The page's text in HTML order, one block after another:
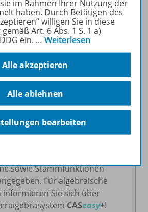
Ausdrücke werden wie im
so dass keine
mehr nötig sind.
sind übersichtlich in den
Funktionenplotter
Werfen Sie doch gleich
enthaltenen
explizite
sowie Stammfunktionen
Für algebraische
informieren Sie sich über
CASeasy+!
im Rahmen Ihrer Nutzung der
haben. Durch Betätigen des
willigen Sie in diese
Art. 6 Abs. 1 S. 1 a)
ein. … Weiterlesen
Alle akzeptieren
Alle ablehnen
bearbeiten